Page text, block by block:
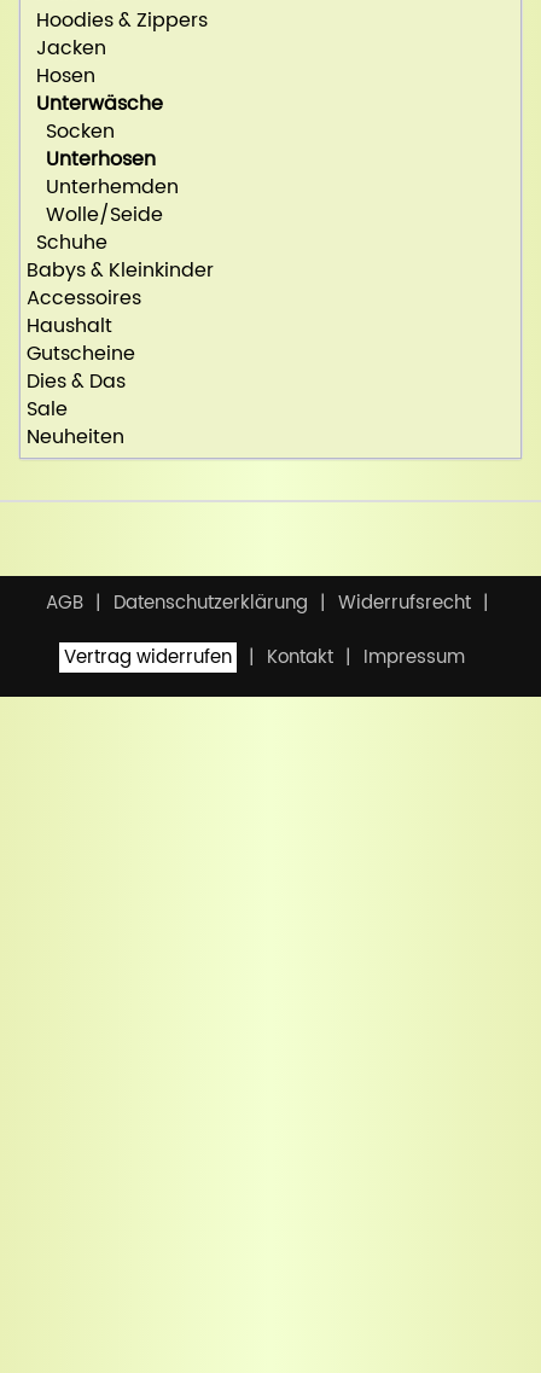
Hoodies & Zippers
Jacken
Hosen
Unterwäsche
Socken
Unterhosen
Unterhemden
Wolle/Seide
Schuhe
Babys & Kleinkinder
Accessoires
Haushalt
Gutscheine
Dies & Das
Sale
Neuheiten
AGB Datenschutzerklärung
Widerrufsrecht
Vertrag widerrufen
Kontakt Impressum